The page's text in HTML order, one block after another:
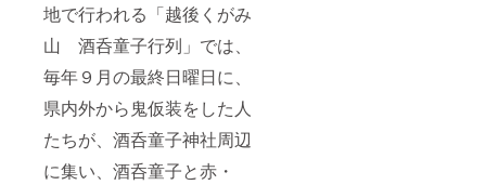
地で行われる「越後くがみ
山 酒呑童子行列」では、
毎年９月の最終日曜日に、
県内外から鬼仮装をした人
たちが、酒呑童子神社周辺
に集い、酒呑童子と赤・